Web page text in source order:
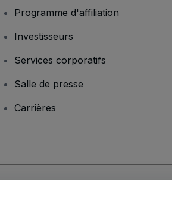
Programme d'affiliation
Investisseurs
Services corporatifs
Salle de presse
Carrières